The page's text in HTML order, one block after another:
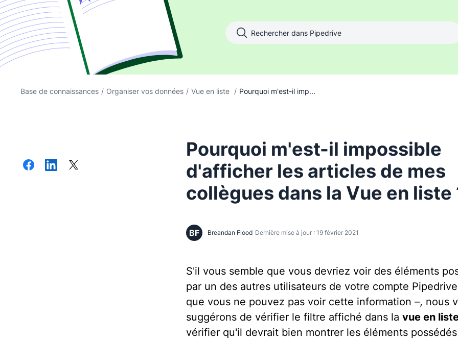
Base de connaissances / Organiser vos données / Vue en liste / Pourquoi m'est-il imp...
Pourquoi m'est-il impossible
d'afficher les articles de mes
collègues dans la Vue en liste
BF Breandan Flood Dernière mise à jour : 19 février 2021
S'il vous semble que vous devriez voir des éléments
par un des autres utilisateurs de votre compte
que vous ne pouvez pas voir cette information –, nous
suggérons de vérifier le filtre affiché dans la vue en
vérifier qu'il devrait bien montrer les éléments